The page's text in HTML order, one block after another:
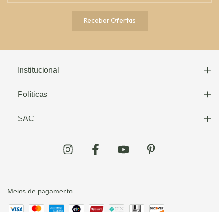
Institucional
Políticas
SAC
Meios de pagamento